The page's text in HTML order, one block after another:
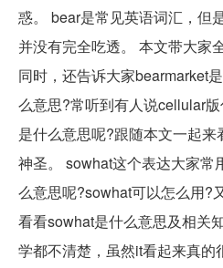
惑。 bear是常见英语词汇，但
并没有完全吃透。 本文带大家
同时，还告诉大家bearmarket
么意思?常听到有人说cellular
是什么意思呢?跟随本文一起
神圣。 sowhat这个表达大家常
么意思呢?sowhat可以怎么用?
看看sowhat是什么意思及相关
学都不清楚，虽然it看起来真的